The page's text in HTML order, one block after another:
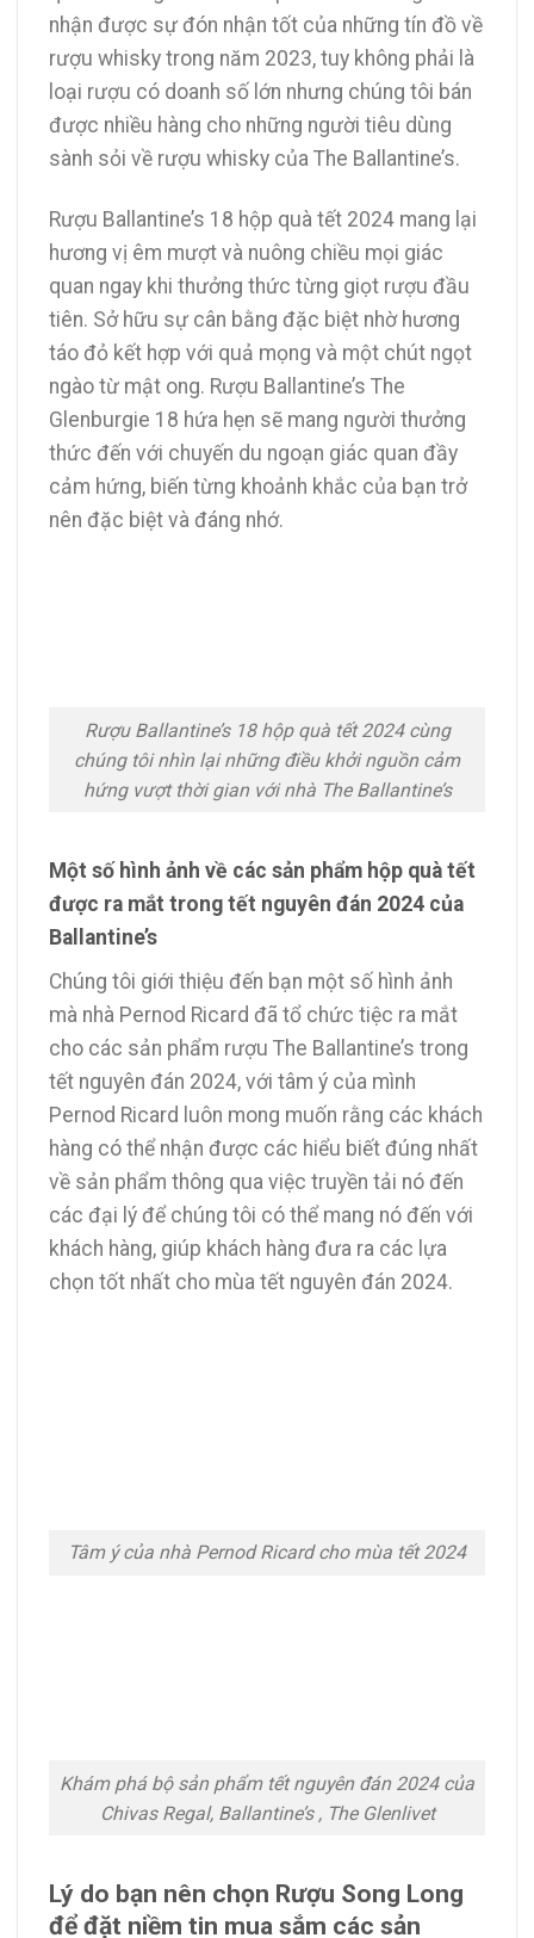
nhận được sự đón nhận tốt của những tín đồ về
rượu whisky trong năm 2023, tuy không phải là
loại rượu có doanh số lớn nhưng chúng tôi bán
được nhiều hàng cho những người tiêu dùng
sành sỏi về rượu whisky của The Ballantine’s.
Rượu Ballantine’s 18 hộp quà tết 2024 mang lại
hương vị êm mượt và nuông chiều mọi giác
quan ngay khi thưởng thức từng giọt rượu đầu
tiên. Sở hữu sự cân bằng đặc biệt nhờ hương
táo đỏ kết hợp với quả mọng và một chút ngọt
ngào từ mật ong. Rượu Ballantine’s The
Glenburgie 18 hứa hẹn sẽ mang người thưởng
thức đến với chuyến du ngoạn giác quan đầy
cảm hứng, biến từng khoảnh khắc của bạn trở
nên đặc biệt và đáng nhớ.
Rượu Ballantine’s 18 hộp quà tết 2024 cùng
chúng tôi nhìn lại những điều khởi nguồn cảm
hứng vượt thời gian với nhà The Ballantine’s
Một số hình ảnh về các sản phẩm hộp quà tết
được ra mắt trong tết nguyên đán 2024 của
Ballantine’s
Chúng tôi giới thiệu đến bạn một số hình ảnh
mà nhà Pernod Ricard đã tổ chức tiệc ra mắt
cho các sản phẩm rượu The Ballantine’s trong
tết nguyên đán 2024, với tâm ý của mình
Pernod Ricard luôn mong muốn rằng các khách
hàng có thể nhận được các hiểu biết đúng nhất
về sản phẩm thông qua việc truyền tải nó đến
các đại lý để chúng tôi có thể mang nó đến với
khách hàng, giúp khách hàng đưa ra các lựa
chọn tốt nhất cho mùa tết nguyên đán 2024.
Tâm ý của nhà Pernod Ricard cho mùa tết 2024
Khám phá bộ sản phẩm tết nguyên đán 2024 của
Chivas Regal, Ballantine’s , The Glenlivet
Lý do bạn nên chọn Rượu Song Long
để đặt niềm tin mua sắm các sản